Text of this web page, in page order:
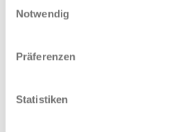
Notwendig
Präferenzen
Statistiken
E-Mail